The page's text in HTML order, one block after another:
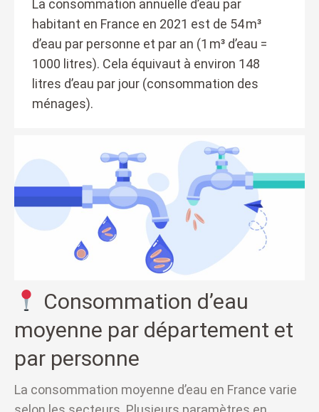
La consommation annuelle d’eau par
habitant en France en 2021 est de 54 m³
d’eau par personne et par an (1 m³ d’eau =
1000 litres). Cela équivaut à environ 148
litres d’eau par jour (consommation des
ménages).
Consommation d’eau
moyenne par département et
par personne
La consommation moyenne d’eau en France varie